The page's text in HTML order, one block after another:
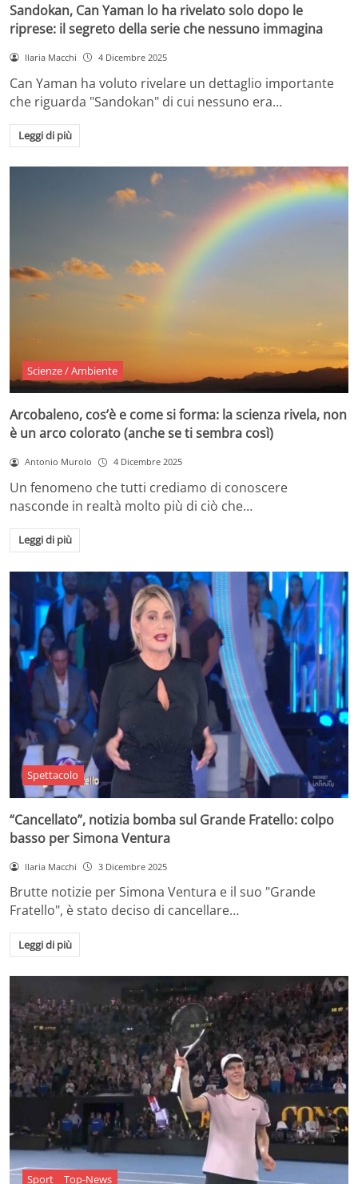
Sandokan, Can Yaman lo ha rivelato solo dopo le
riprese: il segreto della serie che nessuno immagina
Ilaria Macchi 4 Dicembre 2025
Can Yaman ha voluto rivelare un dettaglio importante
che riguarda "Sandokan" di cui nessuno era…
Leggi di più
Scienze / Ambiente
Arcobaleno, cos’è e come si forma: la scienza rivela, non
è un arco colorato (anche se ti sembra così)
Antonio Murolo 4 Dicembre 2025
Un fenomeno che tutti crediamo di conoscere
nasconde in realtà molto più di ciò che…
Leggi di più
Spettacolo
“Cancellato”, notizia bomba sul Grande Fratello: colpo
basso per Simona Ventura
Ilaria Macchi 3 Dicembre 2025
Brutte notizie per Simona Ventura e il suo "Grande
Fratello", è stato deciso di cancellare…
Leggi di più
Sport Top-News